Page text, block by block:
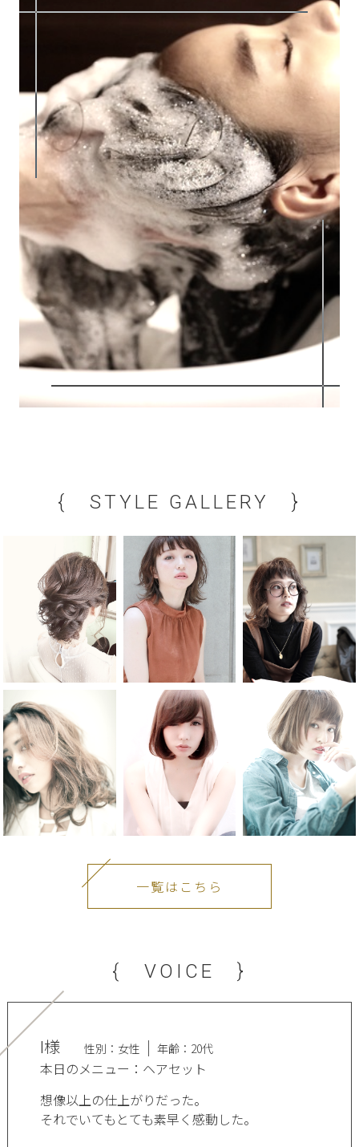
{ STYLE GALLERY }
一覧はこちら
{ VOICE }
I様 性別：女性 年齢：20代
本日のメニュー：ヘアセット
想像以上の仕上がりだった。
それでいてもとても素早く感動した。